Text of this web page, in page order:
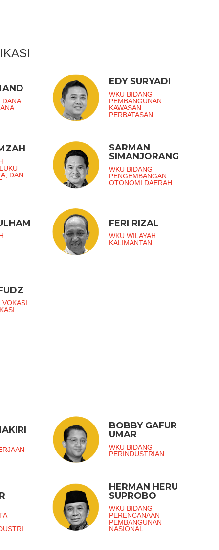
DANA
EDY SURYADI
WKU BIDANG
PEMBANGUNAN
KAWASAN
PERBATASAN
DAN
SARMAN
SIMANJORANG
WKU BIDANG
PENGEMBANGAN
OTONOMI DAERAH
FERI RIZAL
WKU WILAYAH
KALIMANTAN
VOKASI
BOBBY GAFUR
UMAR
WKU BIDANG
PERINDUSTRIAN
HERMAN HERU
SUPROBO
WKU BIDANG
PERENCANAAN
PEMBANGUNAN
NASIONAL